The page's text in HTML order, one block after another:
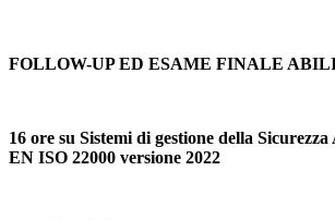
FOLLOW-UP ED ESAME FINALE
16 ore su Sistemi di gestione della
EN ISO 22000 versione 2022